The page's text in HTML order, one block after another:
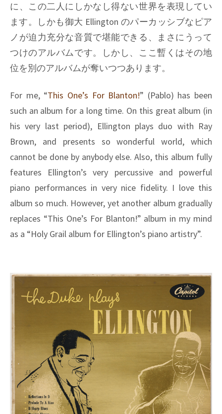
に、この二人にしかなし得ない世界を表現してい
ます。しかも御大 Ellington のパーカッシブなピア
ノが迫力充分な音質で堪能できる、まさにうって
つけのアルバムです。しかし、ここ暫くはその地
位を別のアルバムが奪いつつあります。
For me, “This One’s For Blanton!” (Pablo) has been
such an album for a long time. On this great album (in
his very last period), Ellington plays duo with Ray
Brown, and presents so wonderful world, which
cannot be done by anybody else. Also, this album fully
features Ellington’s very percussive and powerful
piano performances in very nice fidelity. I love this
album so much. However, yet another album gradually
replaces “This One’s For Blanton!” album in my mind
as a “Holy Grail album for Ellington’s piano artistry”.